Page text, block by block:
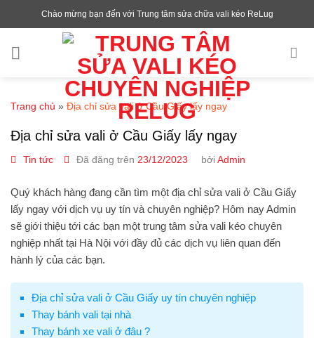
đến
dung
Chào mừng bạn đến với Trung tâm sửa chữa vali kéo ReLug
Trang chủ » Địa chỉ sửa vali ở Cầu Giấy lấy ngay
Địa chỉ sửa vali ở Cầu Giấy lấy ngay
Tin tức Đã đăng trên 23/12/2023 bởi Admin
Quý khách hàng đang cần tìm một địa chỉ sửa vali ở Cầu Giấy
lấy ngay với dịch vụ uy tín và chuyên nghiệp? Hôm nay Admin
sẽ giới thiệu tới các bạn một trung tâm sửa vali kéo chuyên
nghiệp nhất tại Hà Nội với đầy đủ các dịch vụ liên quan đến
hành lý của các bạn.
Địa chỉ sửa vali ở Cầu Giấy uy tín chuyên nghiệp
Thay bánh vali tại nhà
Thay bánh xe vali ở đâu ?